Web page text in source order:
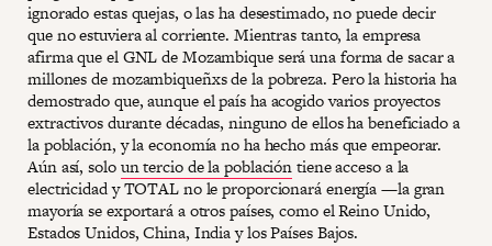
ignorado estas quejas, o las ha desestimado, no puede decir
que no estuviera al corriente. Mientras tanto, la empresa
afirma que el GNL de Mozambique será una forma de sacar a
millones de mozambiqueñxs de la pobreza. Pero la historia ha
demostrado que, aunque el país ha acogido varios proyectos
extractivos durante décadas, ninguno de ellos ha beneficiado a
la población, y la economía no ha hecho más que empeorar.
Aún así, soloun tercio de la poblacióntiene acceso a la
electricidad y TOTAL no le proporcionará energía —la gran
mayoría se exportará a otros países, como el Reino Unido,
Estados Unidos, China, India y los Países Bajos.